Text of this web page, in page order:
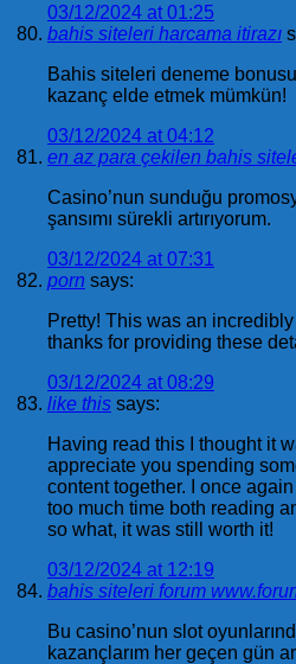
03/12/2024 at 01:25
bahis siteleri harcama itirazı
Bahis siteleri deneme
kazanç elde etmek mümkün!
03/12/2024 at 04:12
en az para çekilen bahis
Casino’nun sunduğu
şansımı sürekli artırıyorum.
03/12/2024 at 07:31
porn says:
Pretty! This was an
thanks for providing these
03/12/2024 at 08:29
like this says:
Having read this I thought it
appreciate you spending
content together. I once
too much time both reading
so what, it was still worth it!
03/12/2024 at 12:19
bahis siteleri forum
Bu casino’nun slot
kazançlarım her geçen gün